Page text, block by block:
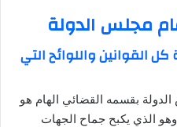
مجلس الدولة
القوانين واللوائح التي
بقسمه القضائي الهام هو
الذي يكبح جماح الجهات